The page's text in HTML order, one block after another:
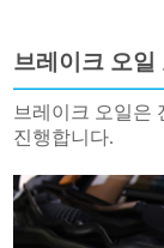
브레이크 오일
브레이크 오일은
진행합니다.